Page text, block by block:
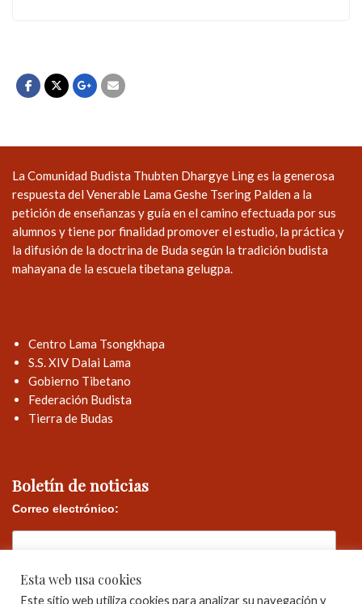
La Comunidad Budista Thubten Dhargye Ling es la generosa
respuesta del Venerable Lama Geshe Tsering Palden a la
petición de enseñanzas y guía en el camino efectuada por sus
alumnos y tiene por finalidad promover el estudio, la práctica y
la difusión de la doctrina de Buda según la tradición budista
mahayana de la escuela tibetana gelugpa.
Centro Lama Tsongkhapa
S.S. XIV Dalai Lama
Gobierno Tibetano
Federación Budista
Tierra de Budas
Boletín de noticias
Correo electrónico:
Esta web usa cookies
Este sitio web utiliza cookies para analizar su navegación y